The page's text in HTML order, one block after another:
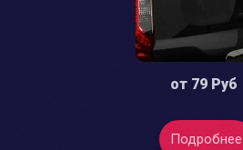
от 79 Руб
Подробнее